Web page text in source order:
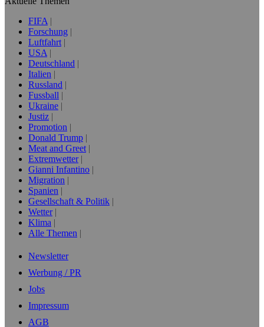
FIFA
Forschung
Luftfahrt
USA
Deutschland
Italien
Russland
Fussball
Ukraine
Justiz
Promotion
Donald Trump
Meat and Greet
Extremwetter
Gianni Infantino
Migration
Spanien
Gesellschaft & Politik
Wetter
Klima
Alle Themen
Newsletter
Werbung / PR
Jobs
Impressum
AGB